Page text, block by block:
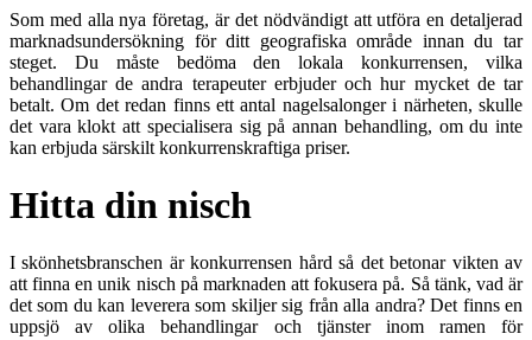
Som med alla nya företag, är det nödvändigt att utföra en detaljerad
marknadsundersökning för ditt geografiska område innan du tar
steget. Du måste bedöma den lokala konkurrensen, vilka
behandlingar de andra terapeuter erbjuder och hur mycket de tar
betalt. Om det redan finns ett antal nagelsalonger i närheten, skulle
det vara klokt att specialisera sig på annan behandling, om du inte
kan erbjuda särskilt konkurrenskraftiga priser.
Hitta din nisch
I skönhetsbranschen är konkurrensen hård så det betonar vikten av
att finna en unik nisch på marknaden att fokusera på. Så tänk, vad är
det som du kan leverera som skiljer sig från alla andra? Det finns en
uppsjö av olika behandlingar och tjänster inom ramen för